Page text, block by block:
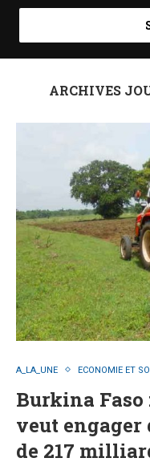
ARCHIVES
A_LA_UNE ECONOMIE ET
Burkina Faso
veut engager
de 217